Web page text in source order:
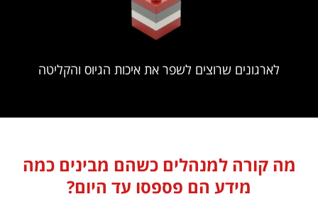
לארגונים שרוצים לשפר את איכות הגיוס והקליטה
מה קורה למנהלים כשהם מבינים כמה
מידע הם פספסו עד היום?